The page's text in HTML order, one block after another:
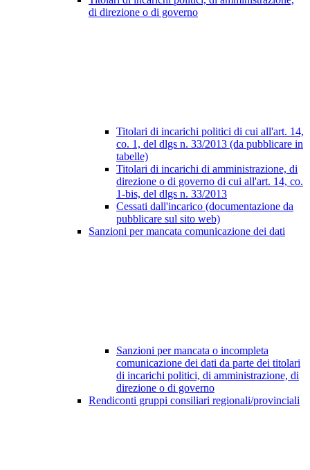
di direzione o di governo
Titolari di incarichi politici di cui all'art. 14,
co. 1, del dlgs n. 33/2013 (da pubblicare in
tabelle)
Titolari di incarichi di amministrazione, di
direzione o di governo di cui all'art. 14, co.
1-bis, del dlgs n. 33/2013
Cessati dall'incarico (documentazione da
pubblicare sul sito web)
Sanzioni per mancata comunicazione dei dati
Sanzioni per mancata o incompleta
comunicazione dei dati da parte dei titolari
di incarichi politici, di amministrazione, di
direzione o di governo
Rendiconti gruppi consiliari regionali/provinciali